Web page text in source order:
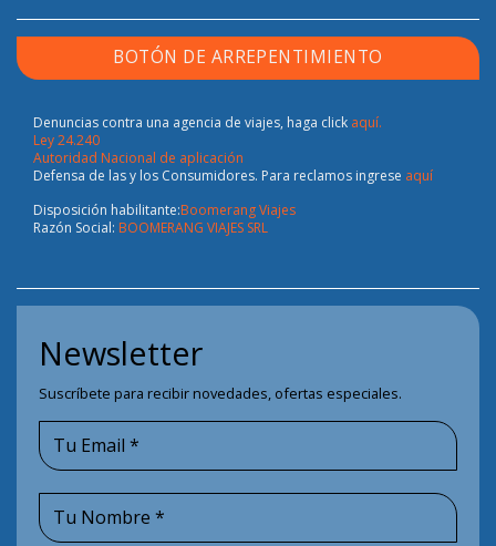
BOTÓN DE ARREPENTIMIENTO
Denuncias contra una agencia de viajes, haga click aquí.
Ley 24.240
Autoridad Nacional de aplicación
Defensa de las y los Consumidores. Para reclamos ingrese aquí
Disposición habilitante:Boomerang Viajes
Razón Social: BOOMERANG VIAJES SRL
Newsletter
Suscríbete para recibir novedades, ofertas especiales.